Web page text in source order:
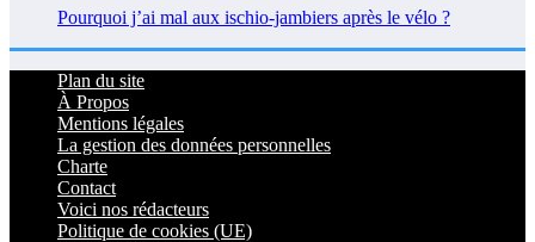
Pourquoi j’ai mal aux ischio-jambiers après le vélo ?
Plan du site
À Propos
Mentions légales
La gestion des données personnelles
Charte
Contact
Voici nos rédacteurs
Politique de cookies (UE)